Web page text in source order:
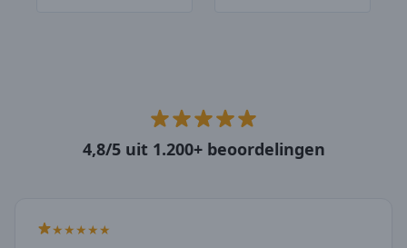
4,8/5 uit 1.200+ beoordelingen
★★★★★